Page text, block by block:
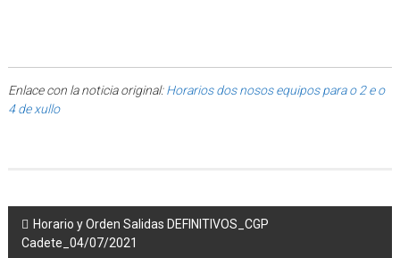
Enlace con la noticia original:Horarios dos nosos equipos para o 2 e o
4 de xullo
Post navigation
Horario y Orden Salidas DEFINITIVOS_CGP
Cadete_04/07/2021